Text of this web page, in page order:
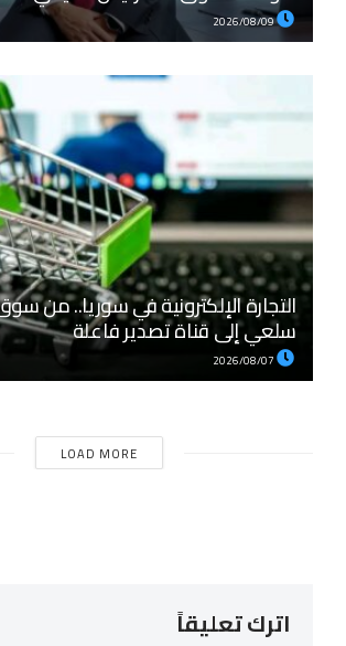
2026/08/09
التجارة الإلكترونية في سوريا.. من
سلعي إلى قناة تصدير فاعلة
LOAD MORE
اترك تعليقاً